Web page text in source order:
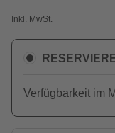
Inkl. MwSt.
Verfügbarkeit im